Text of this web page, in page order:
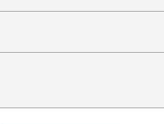
lähellä palveluita ja
voidaan osoittaa